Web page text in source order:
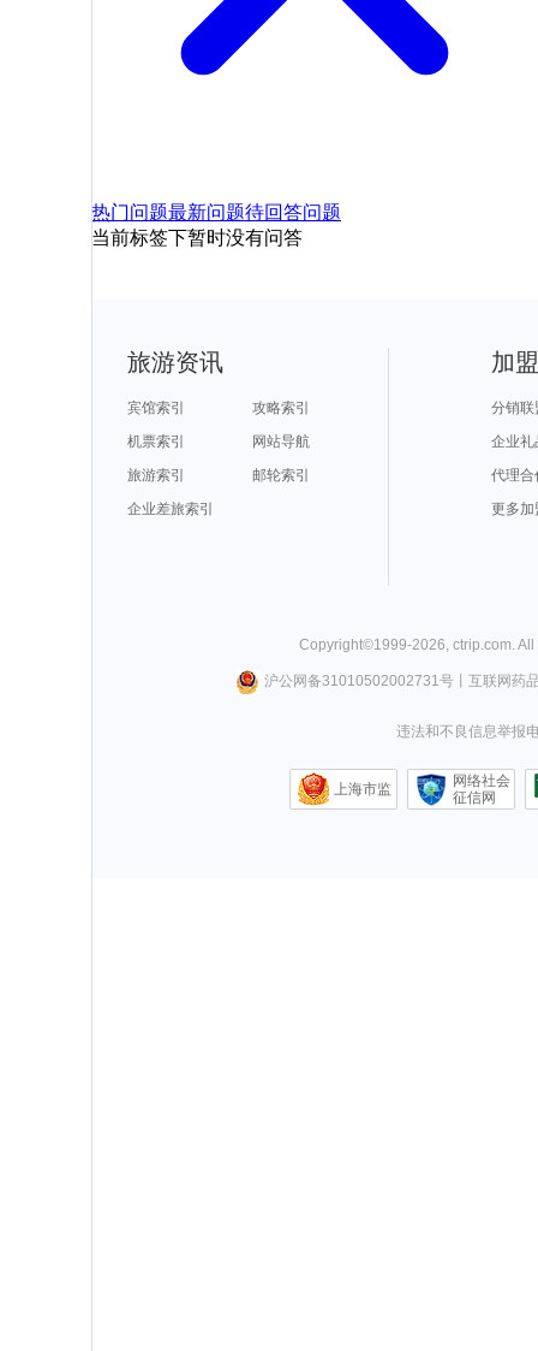
热门问题最新问题待回答问题
当前标签下暂时没有问答
旅游资讯
宾馆索引
攻略索引
机票索引
网站导航
旅游索引
邮轮索引
企业差旅索引
加
分销联
企业礼
代理合
更多加
Copyright©1999-2026, ctrip.com.
沪公网备31010502002731号丨 互联网药
违法和不良信息举报
上海市监
网络社会
征信网